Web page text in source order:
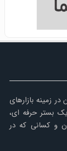
زمینه بازارهای
بستر حرفه ای،
و کسانی که در